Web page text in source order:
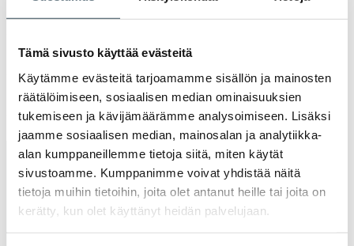
Tämä sivusto käyttää evästeitä
Käytämme evästeitä tarjoamamme sisällön ja mainosten
räätälöimiseen, sosiaalisen median ominaisuuksien
tukemiseen ja kävijämäärämme analysoimiseen. Lisäksi
jaamme sosiaalisen median, mainosalan ja analytiikka-
alan kumppaneillemme tietoja siitä, miten käytät
sivustoamme. Kumppanimme voivat yhdistää näitä
tietoja muihin tietoihin, joita olet antanut heille tai joita on
kerätty, kun olet käyttänyt heidän palvelujaan.
2019
2018
2017
Avainsanat
alv arvonlisävero digikauppa